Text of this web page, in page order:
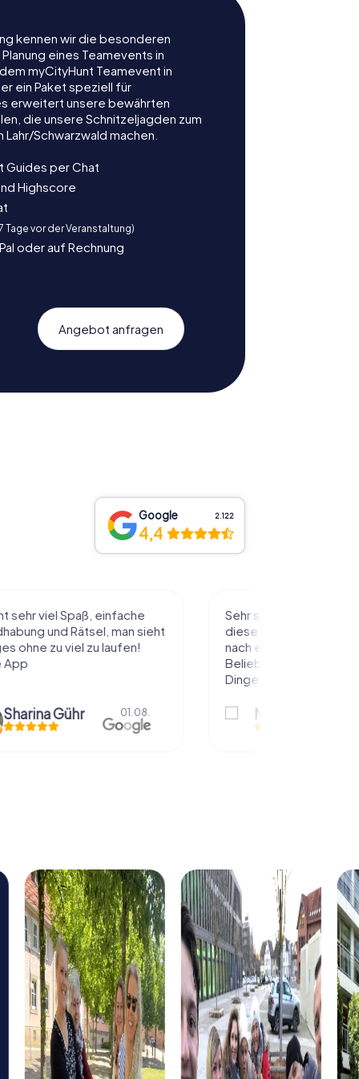
kennen wir die besonderen
eines Teamevents in
myCityHunt Teamevent in
ein Paket speziell für
erweitert unsere bewährten
die unsere Schnitzeljagden zum
Schwarzwald machen.
Guides per Chat
Highscore
Tage vor der Veranstaltung)
oder auf Rechnung
Angebot anfragen
Google 2.122
4,4
einfache
Rätsel, man sieht
viel zu laufen!
01.08.
Sehr schöne Idee die Stadt auf
diese Art kennenzulernen. Alles
nach eigenem Tempo und
Belieben abzulaufen und dabei
Dinge über die...